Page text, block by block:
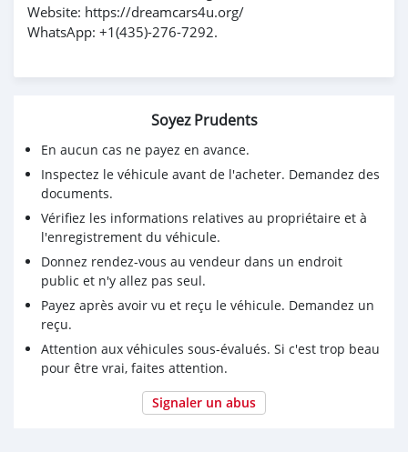
Website: https://dreamcars4u.org/
WhatsApp: +1(435)-276-7292.
Soyez Prudents
En aucun cas ne payez en avance.
Inspectez le véhicule avant de l'acheter. Demandez des
documents.
Vérifiez les informations relatives au propriétaire et à
l'enregistrement du véhicule.
Donnez rendez-vous au vendeur dans un endroit
public et n'y allez pas seul.
Payez après avoir vu et reçu le véhicule. Demandez un
reçu.
Attention aux véhicules sous-évalués. Si c'est trop beau
pour être vrai, faites attention.
Signaler un abus